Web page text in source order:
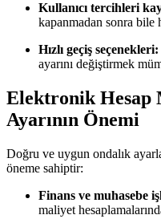
Kullanıcı tercihleri
kapanmadan sonra bile
Hızlı geçiş seçenekleri:
ayarını değiştirmek
Elektronik Hesap
Ayarının Önemi
Doğru ve uygun ondalık
öneme sahiptir:
Finans ve muhasebe
maliyet